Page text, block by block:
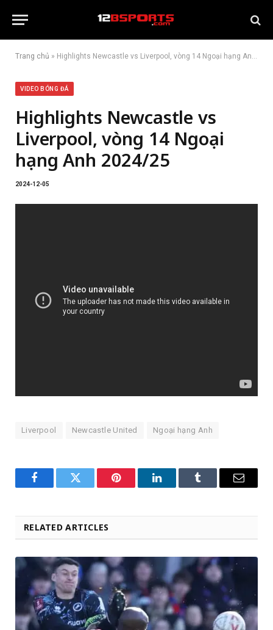
Trang chủ » Highlights Newcastle vs Liverpool, vòng 14 Ngoại hạng Anh 2024/25
VIDEO BÓNG ĐÁ
Highlights Newcastle vs
Liverpool, vòng 14 Ngoại
hạng Anh 2024/25
2024-12-05
Liverpool Newcastle United Ngoại hạng Anh
FacebookTwitter Pinterest LinkedInTumblr Email
RELATED ARTICLES